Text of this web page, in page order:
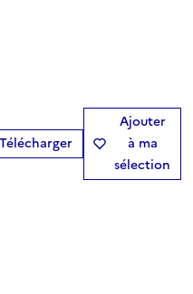
Télécharger
Ajouter
à ma
sélection